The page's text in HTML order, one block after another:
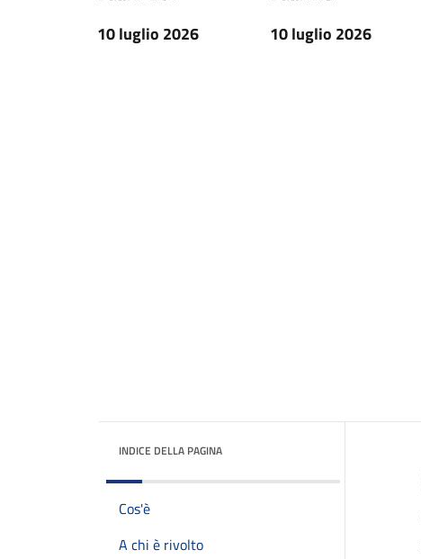
10 luglio 2026
10 luglio 2026
INDICE DELLA PAGINA
Cos'è
A chi è rivolto